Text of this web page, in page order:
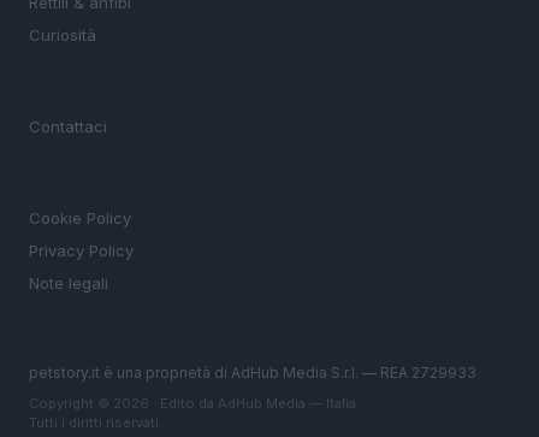
Curiosità
Contattaci
Cookie Policy
Privacy Policy
Note legali
petstory.it è una proprietà di AdHub Media S.r.l. — REA 2729933
Copyright © 2026 · Edito da AdHub Media — Italia
Tutti i diritti riservati